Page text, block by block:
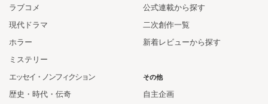
公式連載から探す
二次創作一覧
新着レビューから探す
ラブコメ
現代ドラマ
ホラー
ミステリー
エッセイ・ノンフィクション
歴史・時代・伝奇
その他
自主企画